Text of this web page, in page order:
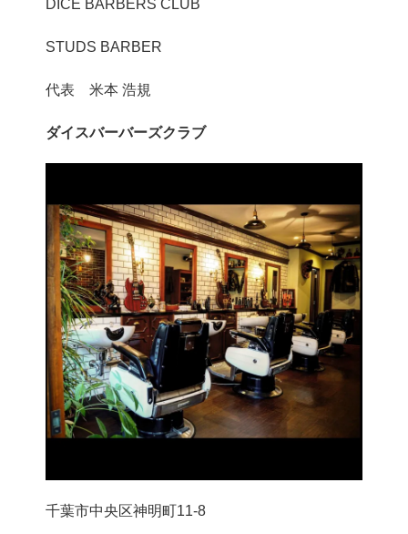
DICE BARBERS CLUB
STUDS BARBER
代表 米本 浩規
ダイスバーバーズクラブ
千葉市中央区神明町11-8